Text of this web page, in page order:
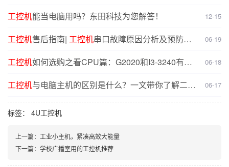
工控机能当电脑用吗？东田科技为您解答！ 12-15
工控机售后指南| 工控机串口故障原因分析及预防解
06-19
工控机如何选购之看CPU篇：G2020和I3-3240有什
06-18
工控机与电脑主机的区别是什么？一文带你了解二者
核心差异
06-17
标签： 4U工控机
上一篇： 工业小主机，紧凑高效大能量
下一篇： 学校广播室用的工控机推荐